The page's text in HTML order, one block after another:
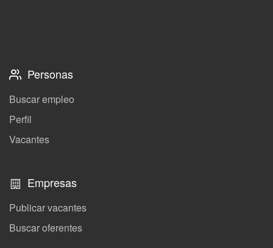
Personas
Buscar empleo
Perfil
Vacantes
Empresas
Publicar vacantes
Buscar oferentes